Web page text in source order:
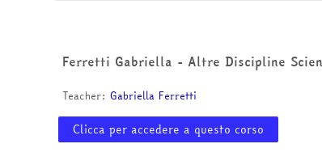
Ferretti Gabriella - Altre Discipline
Teacher:Gabriella Ferretti
Clicca per accedere a questo corso